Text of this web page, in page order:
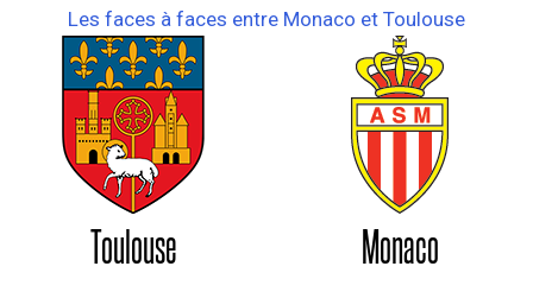
Les faces à faces entre Monaco et Toulouse
Toulouse Monaco